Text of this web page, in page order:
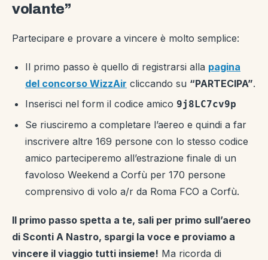
volante”
Partecipare e provare a vincere è molto semplice:
Il primo passo è quello di registrarsi alla pagina
del concorso WizzAir cliccando su “PARTECIPA”.
Inserisci nel form il codice amico 9j8LC7cv9p
Se riusciremo a completare l’aereo e quindi a far
inscrivere altre 169 persone con lo stesso codice
amico parteciperemo all’estrazione finale di un
favoloso Weekend a Corfù per 170 persone
comprensivo di volo a/r da Roma FCO a Corfù.
Il primo passo spetta a te, sali per primo sull’aereo
di Sconti A Nastro, spargi la voce e proviamo a
vincere il viaggio tutti insieme! Ma ricorda di